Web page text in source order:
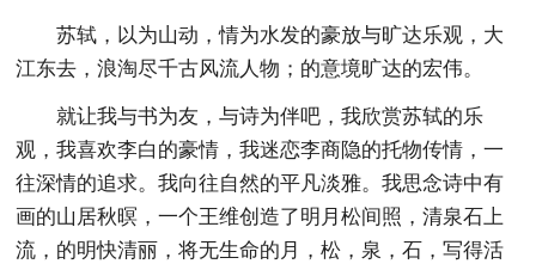
苏轼，以为山动，情为水发的豪放与旷达乐观，大
江东去，浪淘尽千古风流人物；的意境旷达的宏伟。
就让我与书为友，与诗为伴吧，我欣赏苏轼的乐
观，我喜欢李白的豪情，我迷恋李商隐的托物传情，一
往深情的追求。我向往自然的平凡淡雅。我思念诗中有
画的山居秋暝，一个王维创造了明月松间照，清泉石上
流，的明快清丽，将无生命的月，松，泉，石，写得活